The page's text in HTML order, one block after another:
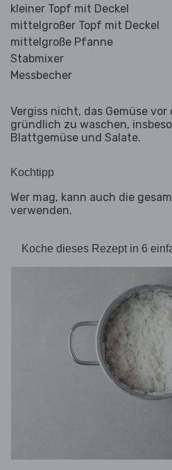
kleiner Topf mit Deckel
mittelgroßer Topf mit Deckel
mittelgroße Pfanne
Stabmixer
Messbecher
Vergiss nicht, das Gemüse
gründlich zu waschen,
Blattgemüse und Salate.
Kochtipp
Wer mag, kann auch die
verwenden.
Koche dieses Rezept in 6